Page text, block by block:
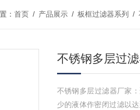
： 首页/ 产品展示/ 板框过滤器系列 /
不锈钢多层过
不锈钢多层过滤器厂家
少的液体作密闭过滤以